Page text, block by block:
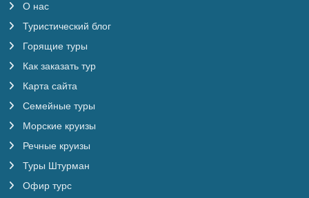
О нас
Туристический блог
Горящие туры
Как заказать тур
Карта сайта
Семейные туры
Морские круизы
Речные круизы
Туры Штурман
Офир турс